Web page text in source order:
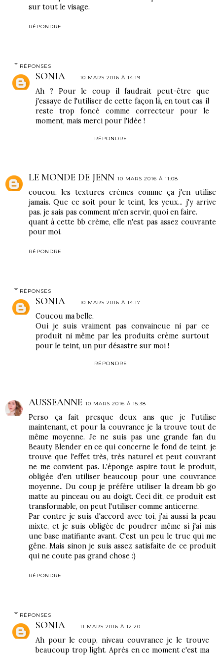
sur tout le visage.
RÉPONDRE
RÉPONSES
SONIA 10 MARS 2016 À 14:19
Ah ? Pour le coup il faudrait peut-être que
j'essaye de l'utiliser de cette façon là, en tout cas il
reste trop foncé comme correcteur pour le
moment, mais merci pour l'idée !
RÉPONDRE
LE MONDE DE JENN 10 MARS 2016 À 11:08
coucou, les textures crèmes comme ça j'en utilise
jamais. Que ce soit pour le teint, les yeux... j'y arrive
pas. je sais pas comment m'en servir, quoi en faire.
quant à cette bb crème, elle n'est pas assez couvrante
pour moi.
RÉPONDRE
RÉPONSES
SONIA 10 MARS 2016 À 14:17
Coucou ma belle,
Oui je suis vraiment pas convaincue ni par ce
produit ni même par les produits crème surtout
pour le teint, un pur désastre sur moi !
RÉPONDRE
AUSSEANNE 10 MARS 2016 À 15:38
Perso ça fait presque deux ans que je l'utilise
maintenant, et pour la couvrance je la trouve tout de
même moyenne. Je ne suis pas une grande fan du
Beauty Blender en ce qui concerne le fond de teint, je
trouve que l'effet très, très naturel et peut couvrant
ne me convient pas. L'éponge aspire tout le produit,
obligée d'en utiliser beaucoup pour une couvrance
moyenne.. Du coup je préfère utiliser la dream bb go
matte au pinceau ou au doigt. Ceci dit, ce produit est
transformable, on peut l'utiliser comme anticerne.
Par contre je suis d'accord avec toi, j'ai aussi la peau
mixte, et je suis obligée de poudrer même si j'ai mis
une base matifiante avant. C'est un peu le truc qui me
gêne. Mais sinon je suis assez satisfaite de ce produit
qui ne coute pas grand chose :)
RÉPONDRE
RÉPONSES
SONIA 11 MARS 2016 À 12:20
Ah pour le coup, niveau couvrance je le trouve
beaucoup trop light. Après en ce moment c'est ma